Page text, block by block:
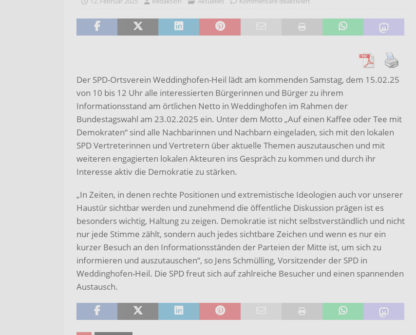
[ 7. August 2026 ]
Sommerakademie – Kunst vor Ort 2026: Letzte Plätze bei Stein- oder
Holzbildhauerei sichern!
AKTUELLES
Der SPD-Ortsverein Weddinghofen-Heil lädt am kommenden Samstag, dem 15.02.25
von 10 bis 12 Uhr alle interessierten Bürgerinnen und Bürger zu ihrem
Informationsstand am örtlichen Netto in Weddinghofen im Rahmen der
Bundestagswahl am 23.02.2025 ein. Unter dem Motto „Auf einen Kaffee oder Tee mit
Demokraten“ sind alle Nachbarinnen und Nachbarn eingeladen, sich mit den lokalen
SPD Vertreterinnen und Vertretern über aktuelle Themen auszutauschen und mit
weiteren engagierten lokalen Akteuren ins Gespräch zu kommen und durch ihr
Interesse aktiv die Demokratie zu stärken.
„In Zeiten, in denen rechte Positionen und extremistische Ideologien auch vor unserer
Haustür sichtbar werden und zunehmend die öffentliche Diskussion prägen ist es
besonders wichtig, Haltung zu zeigen. Demokratie ist nicht selbstverständlich und nicht
nur jede Stimme zählt, sondern auch jedes sichtbare Zeichen und wenn es nur ein
kurzer Besuch an den Informationsständen der Parteien der Mitte ist, um sich zu
informieren und auszutauschen“, so Jens Schmülling, Vorsitzender der SPD in
Weddinghofen-Heil. Die SPD freut sich auf zahlreiche Besucher und einen spannenden
Austausch.